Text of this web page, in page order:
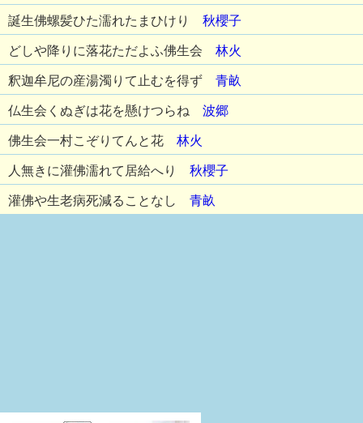
誕生佛螺髪ひた濡れたまひけり 秋櫻子
どしや降りに落花ただよふ佛生会 林火
釈迦牟尼の産湯濁りて止むを得ず 青畝
仏生会くぬぎは花を懸けつらね 波郷
佛生会一村こぞりてんと花 林火
人無きに灌佛濡れて居給へり 秋櫻子
灌佛や生老病死減ることなし 青畝